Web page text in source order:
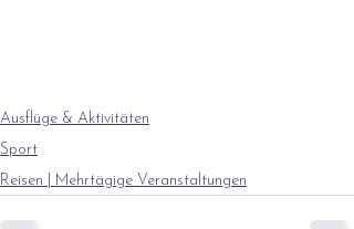
Ausflüge & Aktivitäten
Sport
Reisen | Mehrtägige Veranstaltungen